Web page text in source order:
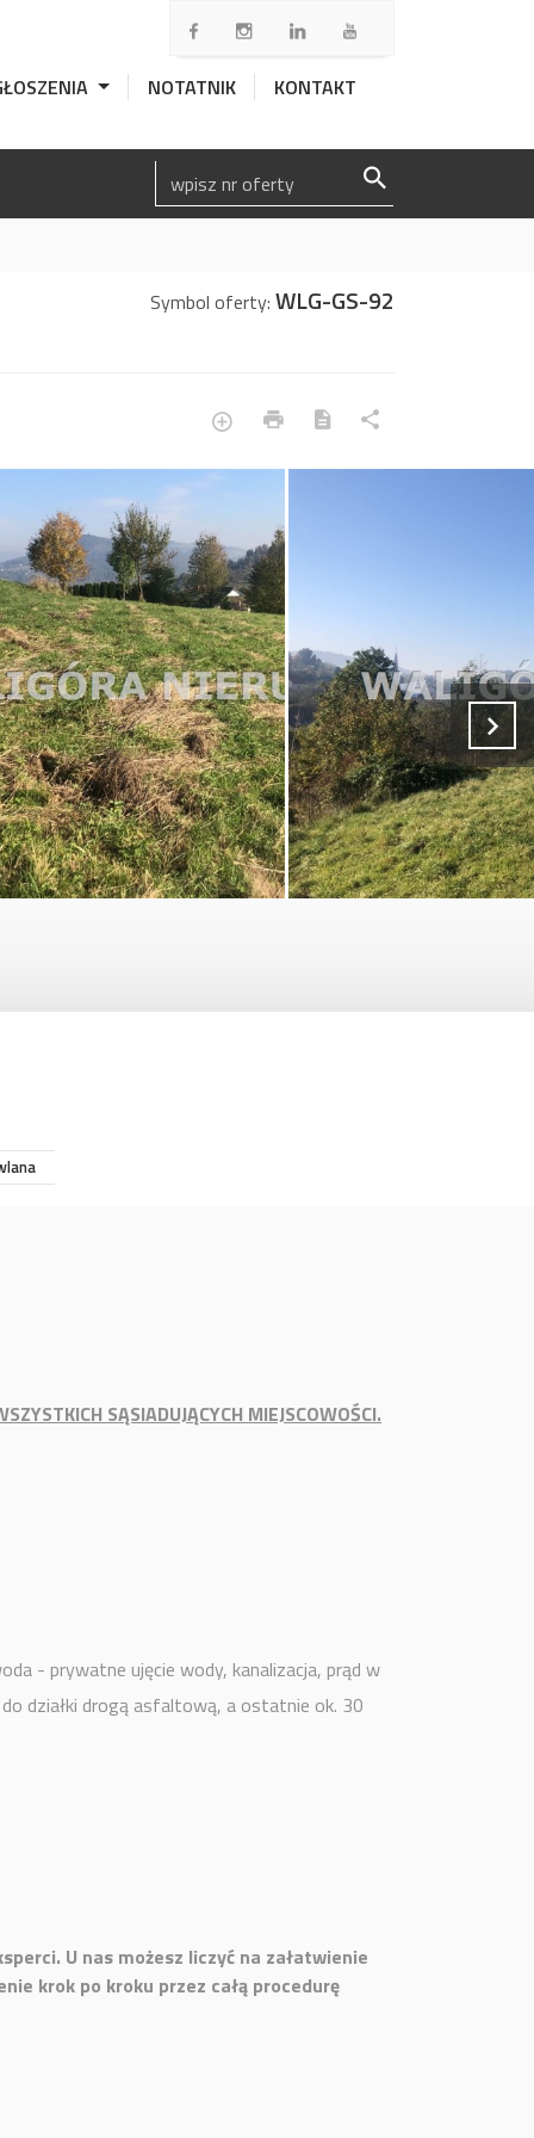
NOTATNIK KONTAKT
Symbol oferty: WLG-GS-92
SĄSIADUJĄCYCH MIEJSCOWOŚCI.
- prywatne ujęcie wody, kanalizacja, prąd w
do działki drogą asfaltową, a ostatnie ok. 30
U nas możesz liczyć na załatwienie
krok po kroku przez całą procedurę